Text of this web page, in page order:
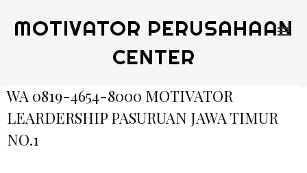
MOTIVATOR PERUSAHAAN
CENTER
WA 0819-4654-8000 MOTIVATOR
LEARDERSHIP PASURUAN JAWA TIMUR
NO.1